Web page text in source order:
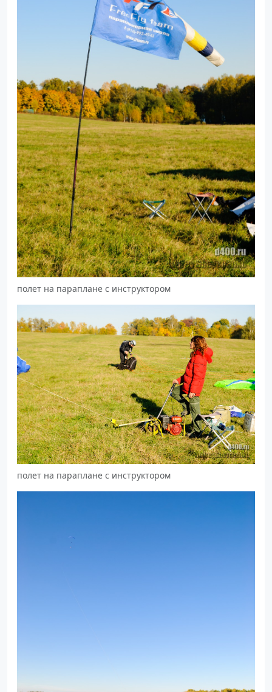
полет на параплане с инструктором
полет на параплане с инструктором